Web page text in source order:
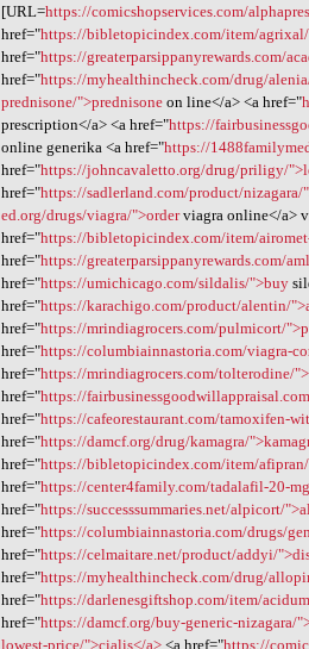
[URL=https://comicshopservices.com/
href="https://bibletopicindex.com/item/
href="https://greaterparsippanyrewards.com/
href="https://myhealthincheck.com/drug/
prednisone/">prednisone on line</a> <a href="
prescription</a> <a href="https://
online generika <a href="https://
href="https://johncavaletto.org/drug/priligy/
href="https://sadlerland.com/product/nizagara/
ed.org/drugs/viagra/">orderviagra online</a>
href="https://bibletopicindex.com/item/
href="https://greaterparsippanyrewards.com/
href="https://umichicago.com/sildalis/">buy
href="https://karachigo.com/product/alentin/
href="https://mrindiagrocers.com/pulmicort/
href="https://columbiainnastoria.com/viagra-
href="https://mrindiagrocers.com/tolterodine/
href="https://
href="https://cafeorestaurant.com/tamoxifen-
href="https://damcf.org/drug/kamagra/
href="https://bibletopicindex.com/item/
href="https://center4family.com/tadalafil-20-
href="https://successsummaries.net/alpicort/
href="https://columbiainnastoria.com/drugs/
href="https://celmaitare.net/product/addyi/
href="https://myhealthincheck.com/drug/
href="https://darlenesgiftshop.com/item/
href="https://damcf.org/buy-generic-nizagara/
lowest-price/">cialis</a> <a href="https://